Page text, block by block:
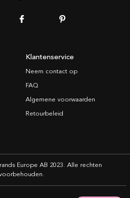
Klantenservice
Neem contact op
FAQ
Algemene voorwaarden
Retourbeleid
Europe AB 2023. Alle rechten